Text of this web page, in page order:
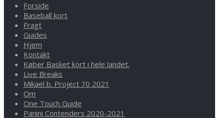
Forside
Baseball kort
Fragt
Guides
Hjem
Kontakt
Køber Basket kort i hele landet.
Live Breaks
Mikael b. Project 70 2021
Om
One Touch Guide
Panini Contenders 2020-2021